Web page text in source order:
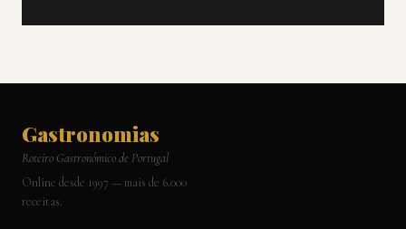
Gastronomias
Roteiro Gastronómico de Portugal
Online desde 1997 — mais de 6.000
receitas.